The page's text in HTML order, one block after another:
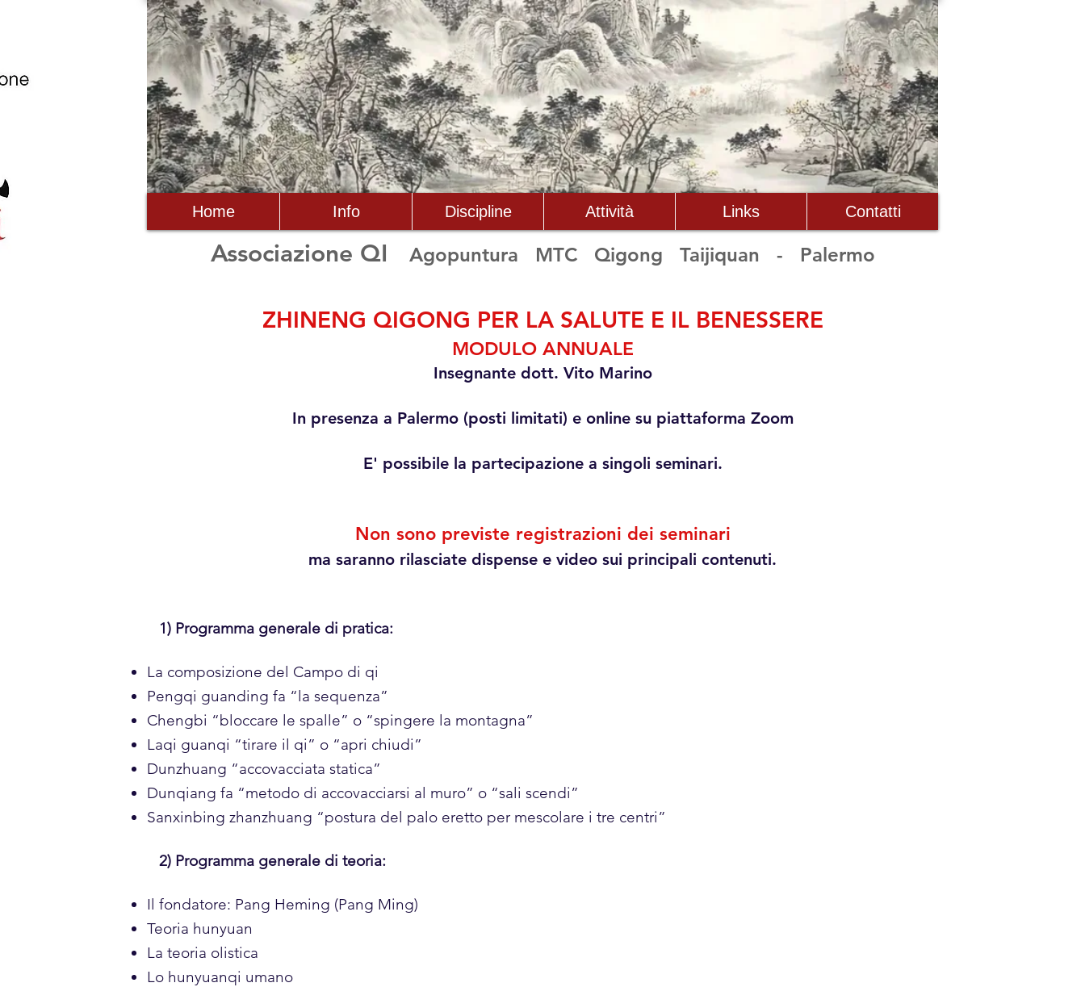
Home Info Discipline Attività Links Contatti
Associazione QI Agopuntura MTC Qigong Taijiquan - Palermo
ZHINENG QIGONG PER LA SALUTE E IL BENESSERE
MODULO ANNUALE
Insegnante dott. Vito Marino
In presenza a Palermo (posti limitati) e online su piattaforma Zoom
E' possibile la partecipazione a singoli seminari.
Non sono previste registrazioni dei seminari
ma saranno rilasciate dispense e video sui principali contenuti.
1) Programma generale di pratica:
La composizione del Campo di qi
Pengqi guanding fa “la sequenza”
Chengbi “bloccare le spalle” o “spingere la montagna”
Laqi guanqi “tirare il qi” o “apri chiudi”
Dunzhuang “accovacciata statica”
Dunqiang fa “metodo di accovacciarsi al muro” o “sali scendi”
Sanxinbing zhanzhuang “postura del palo eretto per mescolare i tre centri”
2) Programma generale di teoria:
Il fondatore: Pang Heming (Pang Ming)
Teoria hunyuan
La teoria olistica
Lo hunyuanqi umano